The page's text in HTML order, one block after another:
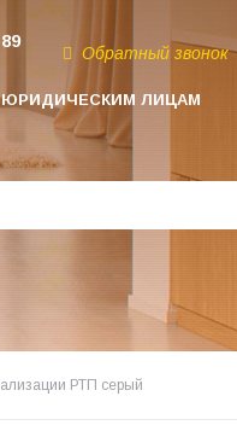
ЮРИДИЧЕСКИМ ЛИЦАМ
Обратный звонок
РТП серый